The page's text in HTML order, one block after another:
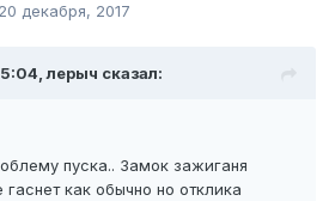
20 декабря, 2017
лерыч сказал:
пуска.. Замок зажиганя
как обычно но отклика